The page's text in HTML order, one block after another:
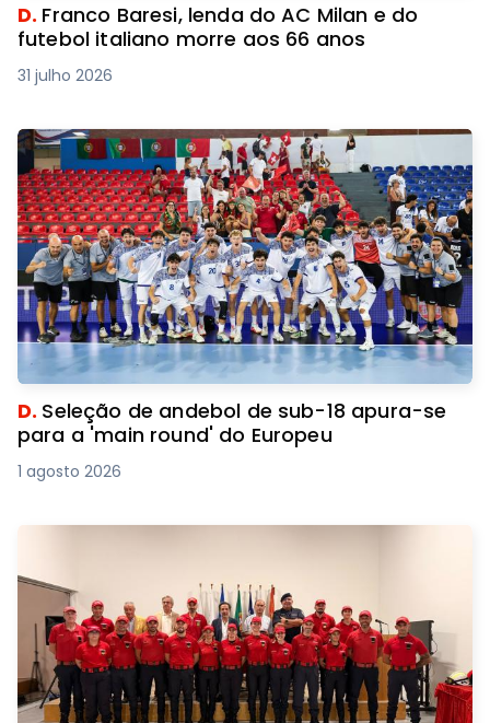
D. Franco Baresi, lenda do AC Milan e do
futebol italiano morre aos 66 anos
31 julho 2026
D. Seleção de andebol de sub-18 apura-se
para a 'main round' do Europeu
1 agosto 2026